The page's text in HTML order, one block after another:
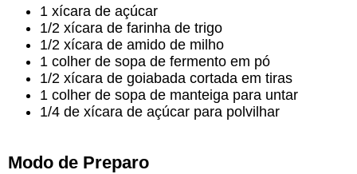
1 xícara de açúcar
1/2 xícara de farinha de trigo
1/2 xícara de amido de milho
1 colher de sopa de fermento em pó
1/2 xícara de goiabada cortada em tiras
1 colher de sopa de manteiga para untar
1/4 de xícara de açúcar para polvilhar
Modo de Preparo